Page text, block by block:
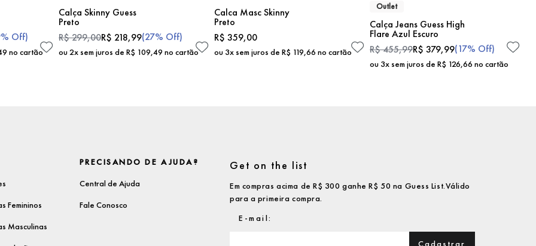
Off)
no cartão
Calça Skinny Guess
Preto
R$299,00R$ 218,99(27% Off)
ou2x sem juros de R$ 109,49 no cartão
Calca Masc Skinny
Preto
R$ 359,00
ou 3x sem juros de R$ 119,66 no cartão
Outlet
Calça Jeans Guess High
Flare Azul Escuro
R$455,99R$ 379,99(17% Off)
ou 3x sem juros de R$ 126,66 no cartão
Femininos
Masculinas
PRECISANDO DE AJUDA?
Central de Ajuda
Fale Conosco
Get on the list
Em compras acima de R$ 300 ganhe R$ 50 na Guess List.Válido
para a primeira compra.
Cadastrar